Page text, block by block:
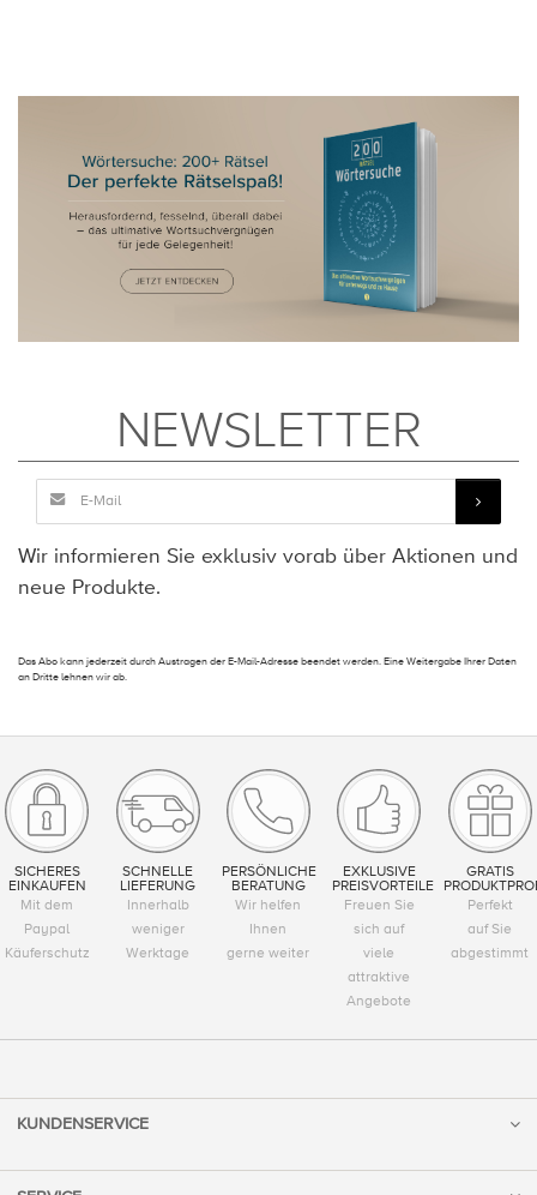
NEWSLETTER
Wir informieren Sie exklusiv vorab über Aktionen und
neue Produkte.
Das Abo kann jederzeit durch Austragen der E-Mail-Adresse beendet werden. Eine Weitergabe Ihrer Daten
an Dritte lehnen wir ab.
SICHERES
EINKAUFEN
Mit dem
Paypal
Käuferschutz
SCHNELLE
LIEFERUNG
Innerhalb
weniger
Werktage
PERSÖNLICHE
BERATUNG
Wir helfen
Ihnen
gerne weiter
EXKLUSIVE
PREISVORTEILE
Freuen Sie
sich auf
viele
attraktive
Angebote
GRATIS
Perfekt
auf Sie
abgestimmt
KUNDENSERVICE